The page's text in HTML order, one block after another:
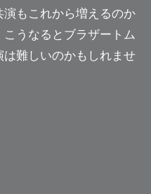
もこれから増えるのか
うなるとブラザートム
難しいのかもしれませ